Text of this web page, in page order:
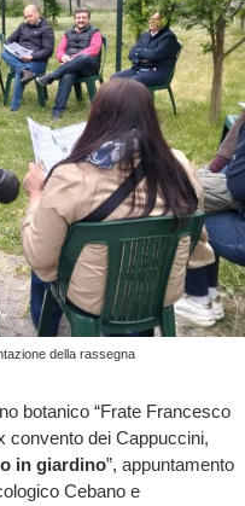
della rassegna
botanico “Frate Francesco
convento dei Cappuccini,
in giardino”, appuntamento
Cebano e